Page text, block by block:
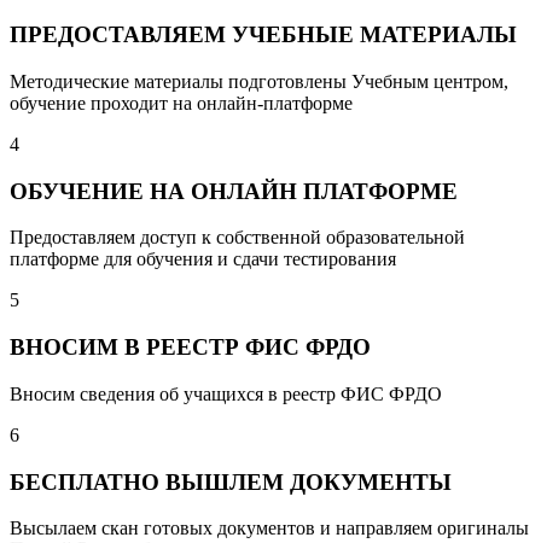
ПРЕДОСТАВЛЯЕМ УЧЕБНЫЕ МАТЕРИАЛЫ
Методические материалы подготовлены Учебным центром,
обучение проходит на онлайн-платформе
4
ОБУЧЕНИЕ НА ОНЛАЙН ПЛАТФОРМЕ
Предоставляем доступ к собственной образовательной
платформе для обучения и сдачи тестирования
5
ВНОСИМ В РЕЕСТР ФИС ФРДО
Вносим сведения об учащихся в реестр ФИС ФРДО
6
БЕСПЛАТНО ВЫШЛЕМ ДОКУМЕНТЫ
Высылаем скан готовых документов и направляем оригиналы